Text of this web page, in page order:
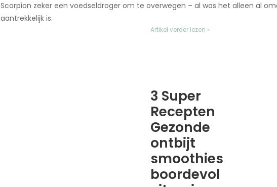
Scorpion zeker een voedseldroger om te overwegen – al was het alleen al
aantrekkelijk is.
Artikel verder lezen »
3 Super
Recepten
Gezonde
ontbijt
smoothies
boordevol